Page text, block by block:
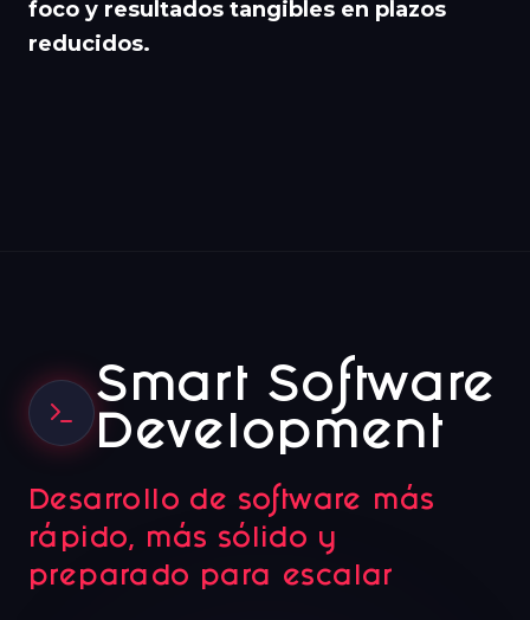
foco y resultados tangibles en plazos
reducidos.
Smart Software
Development
Desarrollo de software más
rápido, más sólido y
preparado para escalar